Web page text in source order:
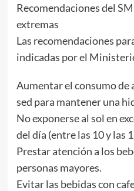
Recomendaciones del
extremas
Las recomendaciones
indicadas por el
Aumentar el consumo de
sed para mantener una
No exponerse al sol en
del día (entre las 10 y las
Prestar atención a los
personas mayores.
Evitar las bebidas con